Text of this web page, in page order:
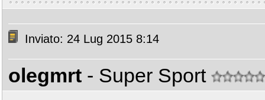
Inviato: 24 Lug 2015 8:14
olegmrt - Super Sport